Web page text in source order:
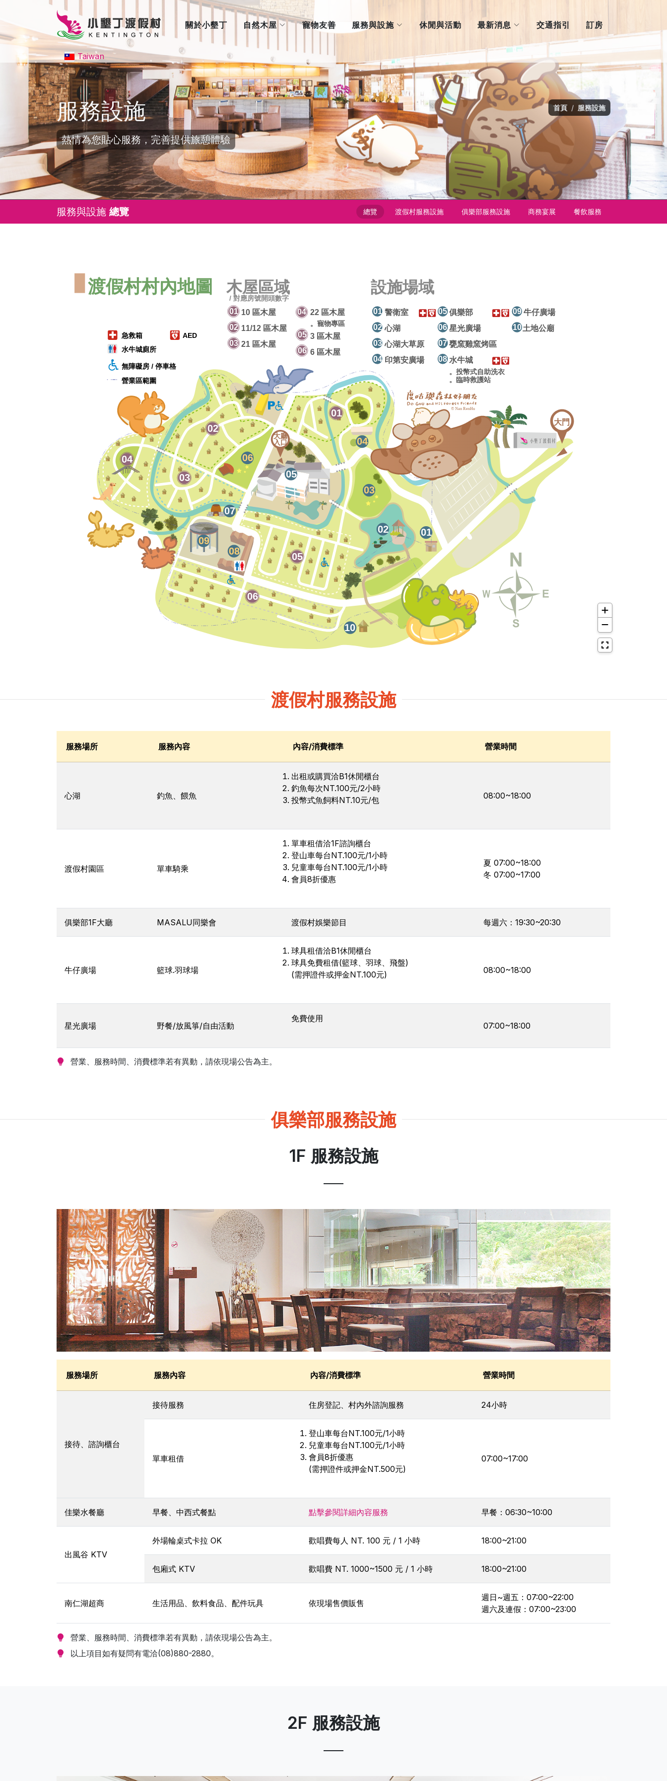
Taiwan
關於小墾丁 自然木屋 寵物友善 服務與設施 休閒與活動 最新消息 交通指引 訂房
服務設施
熱情為您貼心服務，完善提供旅憩體驗
首頁 服務設施
服務與設施 總覽 總覽 渡假村服務設施 俱樂部服務設施 商務宴展 餐飲服務
營業區範圍
無障礙房 / 停車格
水牛城廁所
AED
急救箱
土地公廟
牛仔廣場
。臨時救護站
。投幣式自助洗衣
水牛城
甕窯雞窯烤區
星光廣場
俱樂部
印第安廣場
心湖大草原
心湖
警衛室
6 區木屋
3 區木屋
。寵物專區
22 區木屋
21 區木屋
11/12 區木屋
10 區木屋
設施場域
/ 對應房號開頭數字
木屋區域
渡假村村內地圖
入口
大廳
大門
渡假村服務設施
服務場所 服務內容 內容/消費標準 營業時間
心湖 釣魚、餵魚
出租或購買洽B1休閒櫃台
釣魚每次NT.100元/2小時
投幣式魚飼料NT.10元/包
08:00~18:00
渡假村園區 單車騎乘
單車租借洽1F諮詢櫃台
登山車每台NT.100元/1小時
兒童車每台NT.100元/1小時
會員8折優惠
夏 07:00~18:00
冬 07:00~17:00
俱樂部1F大廳 MASALU同樂會 渡假村娛樂節目 每週六：19:30~20:30
牛仔廣場 籃球.羽球場
球具租借洽B1休閒櫃台
球具免費租借(籃球、羽球、飛盤)
(需押證件或押金NT.100元)
08:00~18:00
星光廣場 野餐/放風箏/自由活動
免費使用
07:00~18:00
營業、服務時間、消費標準若有異動，請依現場公告為主。
俱樂部服務設施
1F 服務設施
服務場所 服務內容 內容/消費標準 營業時間
接待、諮詢櫃台
接待服務 住房登記、村內外諮詢服務 24小時
單車租借
登山車每台NT.100元/1小時
兒童車每台NT.100元/1小時
會員8折優惠
(需押證件或押金NT.500元)
07:00~17:00
佳樂水餐廳 早餐、中西式餐點 點擊參閱詳細內容服務 早餐：06:30~10:00
出風谷 KTV
外場輪桌式卡拉 OK 歡唱費每人 NT. 100 元 / 1 小時 18:00~21:00
包廂式 KTV 歡唱費 NT. 1000~1500 元 / 1 小時 18:00~21:00
南仁湖超商 生活用品、飲料食品、配件玩具 依現場售價販售
週日~週五：07:00~22:00
週六及連假：07:00~23:00
營業、服務時間、消費標準若有異動，請依現場公告為主。
以上項目如有疑問有電洽(08)880-2880。
2F 服務設施